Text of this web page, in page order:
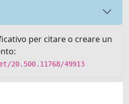
per citare o creare un
20.500.11768/49913